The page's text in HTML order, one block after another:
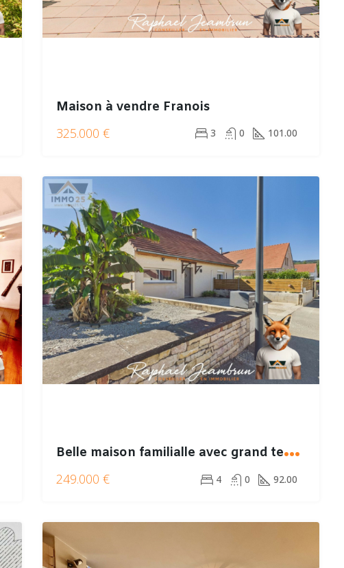
Maison à vendre Franois
325.000 €
3 0 101.00
B
elle maison familialle avec grand terrain
249.000 € 4 0 92.00